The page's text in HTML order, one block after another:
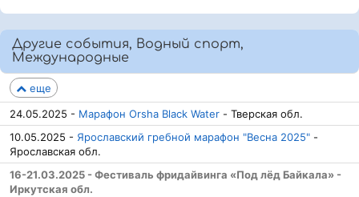
Другие события, Водный спорт,
Международные
еще
24.05.2025 - Марафон Orsha Black Water - Тверская обл.
10.05.2025 - Ярославский гребной марафон "Весна 2025" -
Ярославская обл.
16-21.03.2025 - Фестиваль фридайвинга «Под лёд Байкала» -
Иркутская обл.